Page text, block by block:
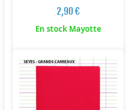
2,90 €
En stock Mayotte